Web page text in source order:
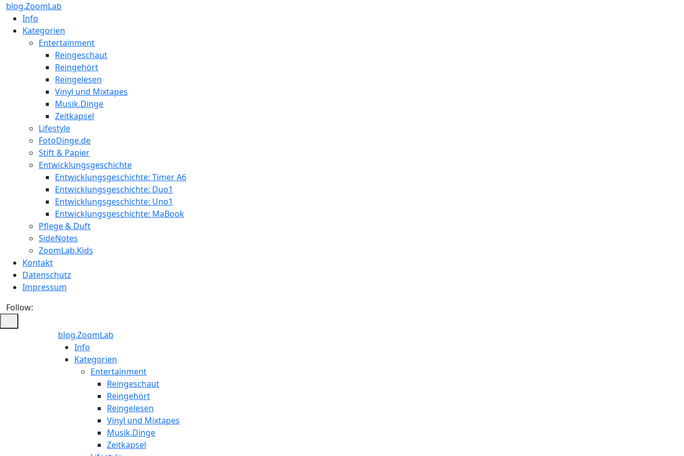
blog.ZoomLab
Info
Kategorien
Entertainment
Reingeschaut
Reingehört
Reingelesen
Vinyl und Mixtapes
Musik.Dinge
Zeitkapsel
Lifestyle
FotoDinge.de
Stift & Papier
Entwicklungsgeschichte
Entwicklungsgeschichte: Timer A6
Entwicklungsgeschichte: Duo1
Entwicklungsgeschichte: Uno1
Entwicklungsgeschichte: MaBook
Pflege & Duft
SideNotes
ZoomLab.Kids
Kontakt
Datenschutz
Impressum
Follow:
blog.ZoomLab
ZoomLab
pers.
Blog
Info
Kategorien
Entertainment
Reingeschaut
Reingehört
Reingelesen
Vinyl und Mixtapes
Musik.Dinge
Zeitkapsel